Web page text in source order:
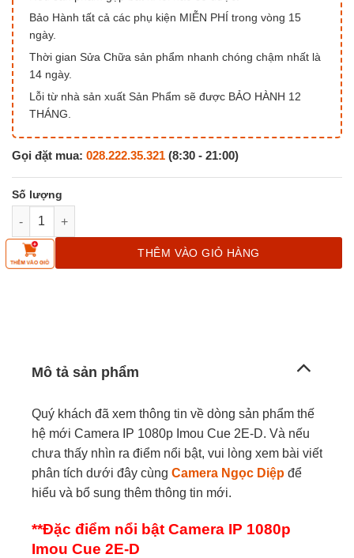
Bảo Hành tất cả các phụ kiện MIỄN PHÍ trong vòng 15
ngày.
Thời gian Sửa Chữa sản phẩm nhanh chóng chậm nhất là
14 ngày.
Lỗi từ nhà sản xuất Sản Phẩm sẽ được BẢO HÀNH 12
THÁNG.
Gọi đặt mua: 028.222.35.321 (8:30 - 21:00)
Camera ip 1080p Imou Cue 2e D số lượng
THÊM VÀO GIỎ HÀNG
Mô tả sản phẩm
Quý khách đã xem thông tin về dòng sản phẩm thế
hệ mới Camera IP 1080p Imou Cue 2E-D. Và nếu
chưa thấy nhìn ra điểm nổi bật, vui lòng xem bài viết
phân tích dưới đây cùng Camera Ngọc Diệp để
hiểu và bổ sung thêm thông tin mới.
**Đặc điểm nổi bật Camera IP 1080p
Imou Cue 2E-D